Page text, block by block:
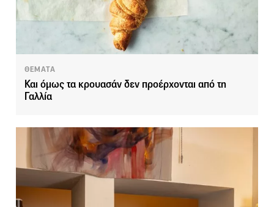
ΘΕΜΑΤΑ
Και όμως τα κρουασάν δεν προέρχονται από τη
Γαλλία